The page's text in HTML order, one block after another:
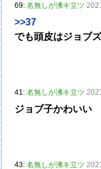
69:名無しが沸キ立ツ
>>37
でも頭皮はジョブ
41:名無しが沸キ立ツ
ジョブ子かわいい
43:名無しが沸キ立ツ